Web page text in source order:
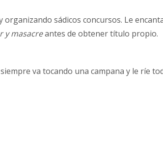
sádicos concursos. Le
y masacreantes de obtener título propio.
va tocando una campana y le ríe